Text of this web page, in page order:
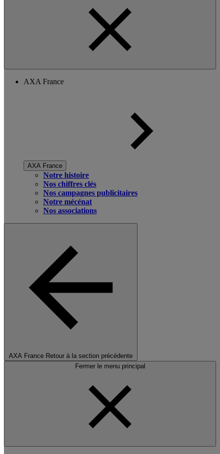
AXA France
AXA France
Notre histoire
Nos chiffres clés
Nos campagnes publicitaires
Notre mécénat
Nos associations
AXA France Retour à la section précédente
Fermer le menu principal